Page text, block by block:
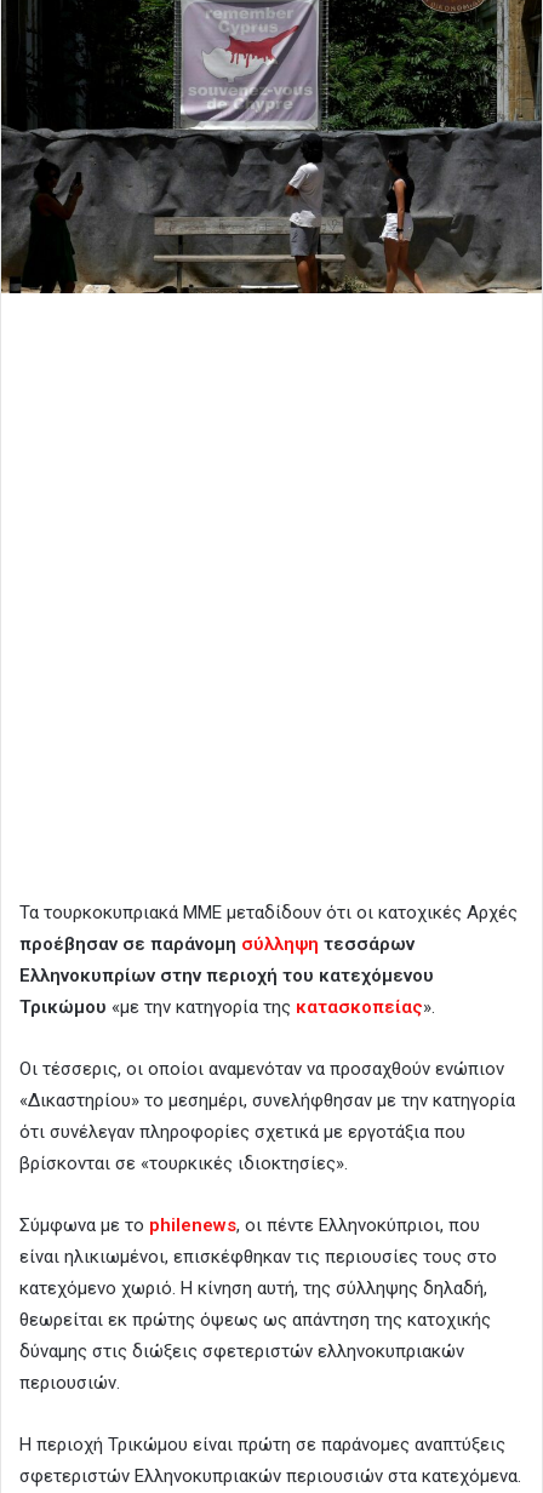
Τα τουρκοκυπριακά ΜΜΕ μεταδίδουν ότι οι κατοχικές Αρχές
προέβησαν σε παράνομη σύλληψη τεσσάρων
Ελληνοκυπρίων στην περιοχή του κατεχόμενου
Τρικώμου «με την κατηγορία της κατασκοπείας».
Οι τέσσερις, οι οποίοι αναμενόταν να προσαχθούν ενώπιον
«Δικαστηρίου» το μεσημέρι, συνελήφθησαν με την κατηγορία
ότι συνέλεγαν πληροφορίες σχετικά με εργοτάξια που
βρίσκονται σε «τουρκικές ιδιοκτησίες».
Σύμφωνα με το philenews, οι πέντε Ελληνοκύπριοι, που
είναι ηλικιωμένοι, επισκέφθηκαν τις περιουσίες τους στο
κατεχόμενο χωριό. Η κίνηση αυτή, της σύλληψης δηλαδή,
θεωρείται εκ πρώτης όψεως ως απάντηση της κατοχικής
δύναμης στις διώξεις σφετεριστών ελληνοκυπριακών
περιουσιών.
Η περιοχή Τρικώμου είναι πρώτη σε παράνομες αναπτύξεις
σφετεριστών Ελληνοκυπριακών περιουσιών στα κατεχόμενα.